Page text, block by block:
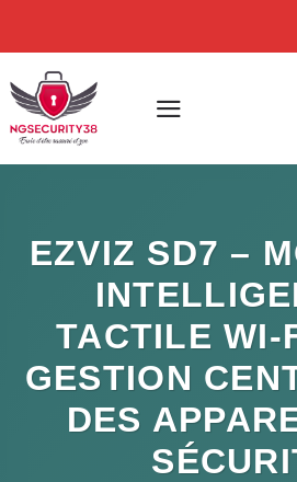
content
EZVIZ SD7 –
TACTILE WI-
GESTION
DES